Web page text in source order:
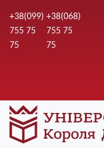
+38(099)
755 75
75
+38(068)
755 75
75